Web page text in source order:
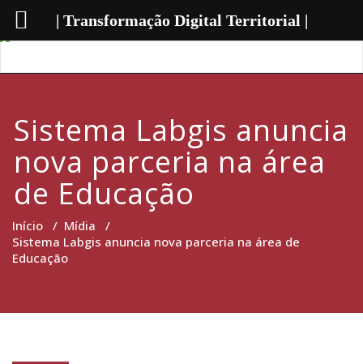
Sistema Labgis anuncia
nova parceria na área
de Educação
Início / Mídia /
Sistema Labgis anuncia nova parceria na área de
Educação
| Transformação Digital Territorial |